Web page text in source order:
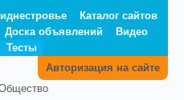
Каталог сайтов
Доска объявлений
Видео
Тесты
Авторизация на сайте